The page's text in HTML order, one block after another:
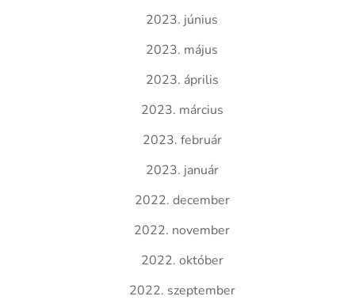
2023. június
2023. május
2023. április
2023. március
2023. február
2023. január
2022. december
2022. november
2022. október
2022. szeptember